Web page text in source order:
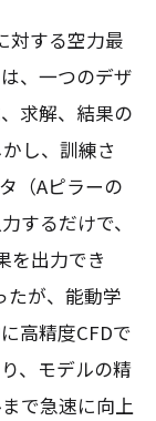
対する空力最
、一つのデザ
求解、結果の
し、訓練さ
（Aピラーの
するだけで、
を出力でき
たが、能動学
高精度CFDで
、モデルの精
で急速に向上